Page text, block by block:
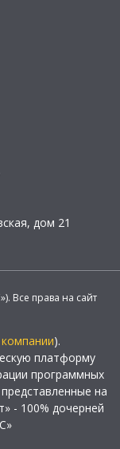
дом 21
Все права на сайт
).
платформу
программных
на
- 100% дочерней